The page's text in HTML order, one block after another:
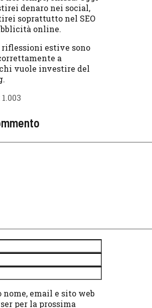
denaro nei social,
soprattutto nel SEO
online.
riflessioni estive sono
a
vuole investire del
1.003
email e sito web
per la prossima